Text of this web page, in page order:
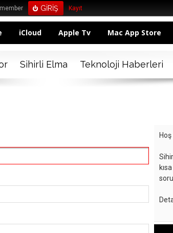
Kayıt
iCloud Apple Tv Mac App Store
Sihirli Elma Teknoloji Haberleri